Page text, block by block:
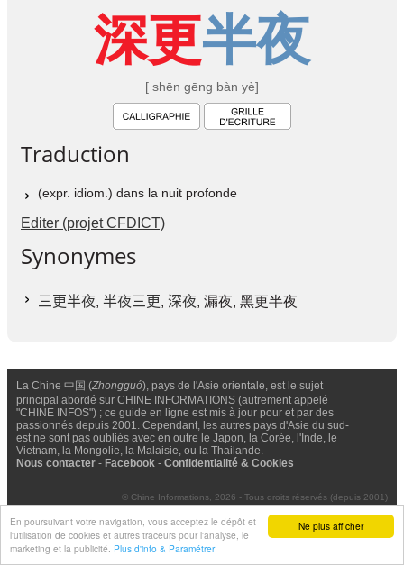
Ne plus afficher
En poursuivant votre navigation, vous acceptez le dépôt et
l'utilisation de cookies et autres traceurs pour l'analyse, le
marketing et la publicité. Plus d'info & Paramétrer
深更半夜
[ shēn gēng bàn yè]
Traduction
(expr. idiom.) dans la nuit profonde
Editer (projet CFDICT)
Synonymes
三更半夜, 半夜三更, 深夜, 漏夜, 黑更半夜
La Chine 中国 (Zhongguó), pays de l'Asie orientale, est le sujet
principal abordé sur CHINE INFORMATIONS (autrement appelé
"CHINE INFOS") ; ce guide en ligne est mis à jour pour et par des
passionnés depuis 2001. Cependant, les autres pays d'Asie du sud-
est ne sont pas oubliés avec en outre le Japon, la Corée, l'Inde, le
Vietnam, la Mongolie, la Malaisie, ou la Thailande.
Nous contacter - Facebook - Confidentialité & Cookies
© Chine Informations, 2026 - Tous droits réservés (depuis 2001)